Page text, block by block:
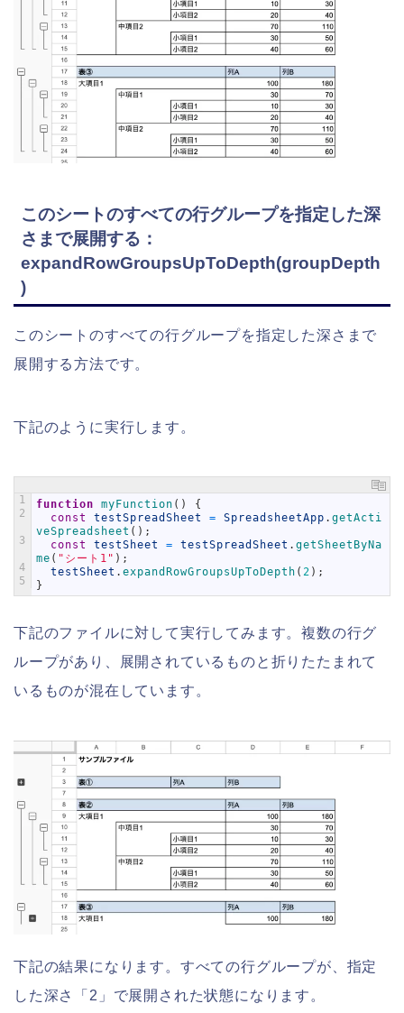
このシートのすべての行グループを指定した深
さまで展開する：
expandRowGroupsUpToDepth(groupDepth
)
このシートのすべての行グループを指定した深さまで
展開する方法です。
下記のように実行します。
1
2
3
4
5
function myFunction ( )
{
const
testSpreadSheet = SpreadsheetApp . getActi
veSpreadsheet ( ) ;
const
testSheet = testSpreadSheet . getSheetByNa
me ( "シート1" ) ;
testSheet . expandRowGroupsUpToDepth ( 2 ) ;
}
下記のファイルに対して実行してみます。複数の行グ
ループがあり、展開されているものと折りたたまれて
いるものが混在しています。
下記の結果になります。すべての行グループが、指定
した深さ「2」で展開された状態になります。